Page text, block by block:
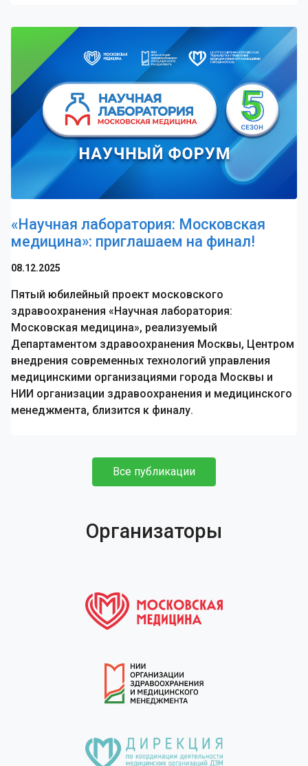
«Научная лаборатория: Московская
медицина»: приглашаем на финал!
08.12.2025
Пятый юбилейный проект московского
здравоохранения «Научная лаборатория:
Московская медицина», реализуемый
Департаментом здравоохранения Москвы, Центром
внедрения современных технологий управления
медицинскими организациями города Москвы и
НИИ организации здравоохранения и медицинского
менеджмента, близится к финалу.
Все публикации
Организаторы